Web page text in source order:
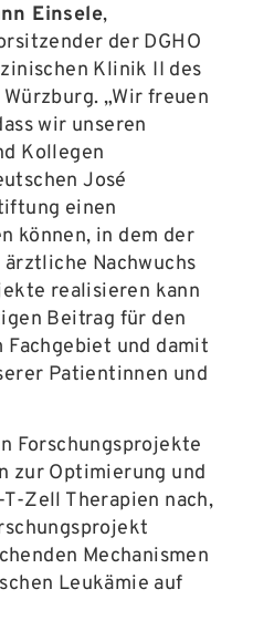
Einsele,
der DGHO
Klinik II des
„Wir freuen
wir unseren
Kollegen
José
einen
können, in dem der
Nachwuchs
realisieren kann
Beitrag für den
und damit
Patientinnen und
Forschungsprojekte
zur Optimierung und
Zell Therapien nach,
Mechanismen
Leukämie auf